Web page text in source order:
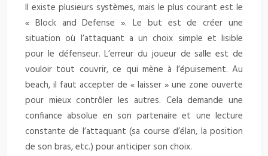
Il existe plusieurs systèmes, mais le plus courant est le
« Block and Defense ». Le but est de créer une
situation où l’attaquant a un choix simple et lisible
pour le défenseur. L’erreur du joueur de salle est de
vouloir tout couvrir, ce qui mène à l’épuisement. Au
beach, il faut accepter de « laisser » une zone ouverte
pour mieux contrôler les autres. Cela demande une
confiance absolue en son partenaire et une lecture
constante de l’attaquant (sa course d’élan, la position
de son bras, etc.) pour anticiper son choix.